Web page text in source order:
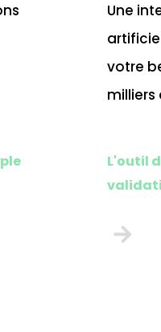
?
Une
votre
milliers
L'outil